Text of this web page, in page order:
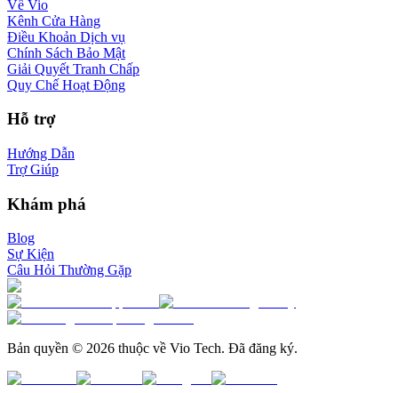
Về Vio
Kênh Cửa Hàng
Điều Khoản Dịch vụ
Chính Sách Bảo Mật
Giải Quyết Tranh Chấp
Quy Chế Hoạt Động
Hỗ trợ
Hướng Dẫn
Trợ Giúp
Khám phá
Blog
Sự Kiện
Câu Hỏi Thường Gặp
Bản quyền © 2026 thuộc về Vio Tech. Đã đăng ký.